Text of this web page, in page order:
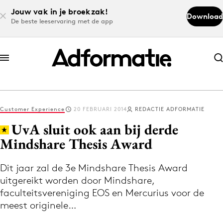
Jouw vak in je broekzak!
De beste leeservaring met de app
Download
Abonneer nu
Abonneer nu
Log in
Volg het laatste nieuws via de Adformatie
Nieuws app
Customer Experience 20 FEBRUARI 2014 REDACTIE ADFORMATIE
UvA sluit ook aan bij derde
Mindshare Thesis Award
Dit jaar zal de 3e Mindshare Thesis Award
uitgereikt worden door Mindshare,
faculteitsvereniging EOS en Mercurius voor de
meest originele…